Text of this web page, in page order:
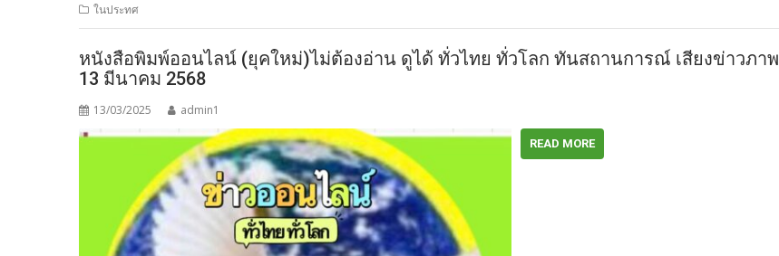
ในประทศ
หนังสือพิมพ์ออนไลน์ (ยุคใหม่)ไม่ต้องอ่าน ดูได้ ทั่วไทย ทั่วโลก ทันสถานการณ์ เสียงข่าวภาพ
13 มีนาคม 2568
13/03/2025 admin1
READ MORE